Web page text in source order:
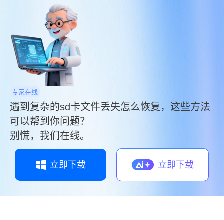
常见情况。
专家在线
遇到复杂的sd卡文件丢失怎么恢复，这些方法
可以帮到你问题？
别慌，我们在线。
立即下载 立即下载